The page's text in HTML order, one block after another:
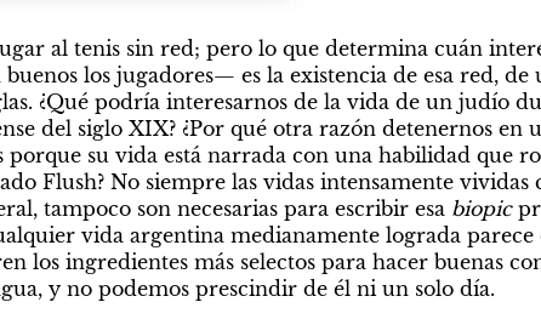
al tenis sin red; pero lo que determina cuán
los jugadores— es la existencia de esa red, de
¿Qué podría interesarnos de la vida de un judío
del siglo XIX? ¿Por qué otra razón detenernos en
porque su vida está narrada con una habilidad que
Flush? No siempre las vidas intensamente
tampoco son necesarias para escribir esa biopic
vida argentina medianamente lograda parece
los ingredientes más selectos para hacer buenas
y no podemos prescindir de él ni un solo día.